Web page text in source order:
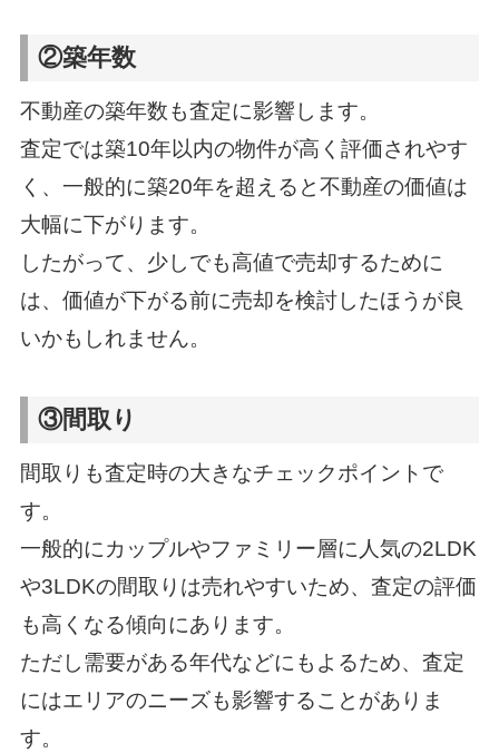
②築年数
不動産の築年数も査定に影響します。
査定では築10年以内の物件が高く評価されやす
く、一般的に築20年を超えると不動産の価値は
大幅に下がります。
したがって、少しでも高値で売却するために
は、価値が下がる前に売却を検討したほうが良
いかもしれません。
③間取り
間取りも査定時の大きなチェックポイントで
す。
一般的にカップルやファミリー層に人気の2LDK
や3LDKの間取りは売れやすいため、査定の評価
も高くなる傾向にあります。
ただし需要がある年代などにもよるため、査定
にはエリアのニーズも影響することがありま
す。